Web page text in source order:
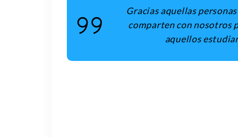
Gracias aquellas
comparten con nosotros
aquellos